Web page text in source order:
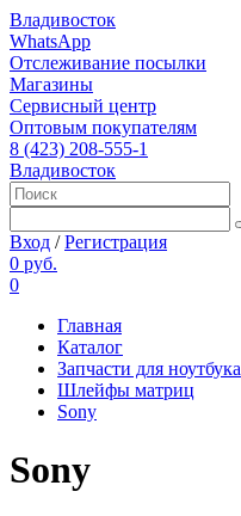
Владивосток
WhatsApp
Отслеживание посылки
Магазины
Сервисный центр
Оптовым покупателям
8 (423) 208-555-1
Владивосток
Вход /Регистрация
0 руб.
0
Главная
Каталог
Запчасти для ноутбука
Шлейфы матриц
Sony
Sony